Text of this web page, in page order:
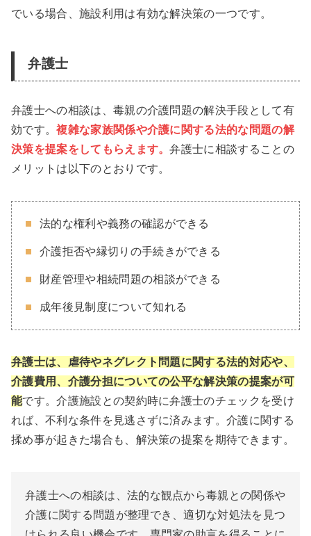
でいる場合、施設利用は有効な解決策の一つです。
弁護士
弁護士への相談は、毒親の介護問題の解決手段として有
効です。複雑な家族関係や介護に関する法的な問題の解
決策を提案をしてもらえます。弁護士に相談することの
メリットは以下のとおりです。
法的な権利や義務の確認ができる
介護拒否や縁切りの手続きができる
財産管理や相続問題の相談ができる
成年後見制度について知れる
弁護士は、虐待やネグレクト問題に関する法的対応や、
介護費用、介護分担についての公平な解決策の提案が可
能です。介護施設との契約時に弁護士のチェックを受け
れば、不利な条件を見逃さずに済みます。介護に関する
揉め事が起きた場合も、解決策の提案を期待できます。
弁護士への相談は、法的な観点から毒親との関係や
介護に関する問題が整理でき、適切な対処法を見つ